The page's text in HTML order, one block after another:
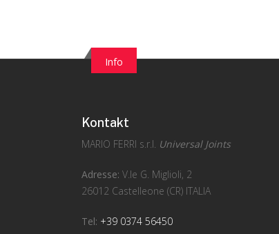
Info
Kontakt
MARIO FERRI s.r.l. Universal Joints
Adresse: V.le G. Miglioli, 2
26012 Castelleone (CR) ITALIA
Tel: +39 0374 56450